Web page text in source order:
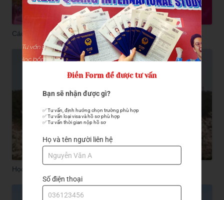
Các bước đăng ký du học Hàn Quốc 2025
Học Bổng Trường Đại Học Tongmyong
Điền Form để được tư vấn
Bạn sẽ nhận được gì?
✅ Tư vấn, định hướng chọn trường phù hợp
✅ Tư vấn loại visa và hồ sơ phù hợp
✅ Tư vấn thời gian nộp hồ sơ
Họ và tên người liên hệ
Số điện thoại